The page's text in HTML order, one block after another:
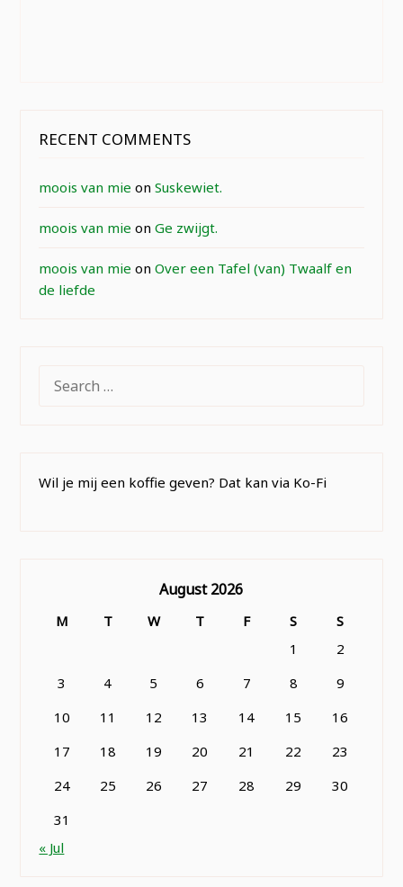
RECENT COMMENTS
moois van mie onSuskewiet.
moois van mie onGe zwijgt.
moois van mie onOver een Tafel (van) Twaalf en
de liefde
FOR:
Wil je mij een koffie geven? Dat kan via Ko-Fi
August 2026
M T W T F S
S
1
2
3
4 5 6 7 8
9
10
11 12 13 14 15
16
17
18 19 20 21 22
23
24
25 26 27 28 29
30
31
« Jul